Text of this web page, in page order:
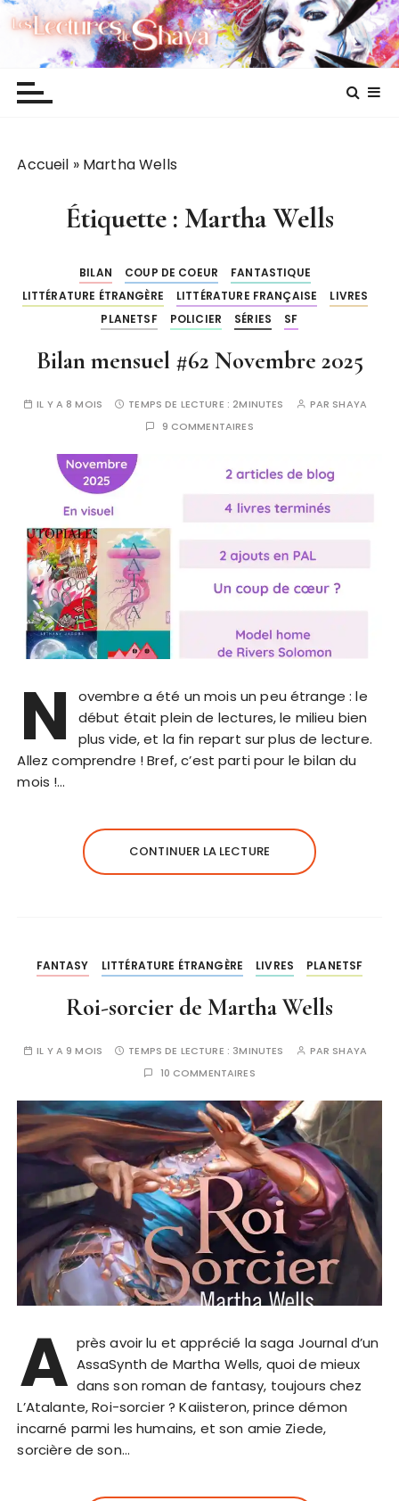
P
Les lectures de Shaya
Accueil » Martha Wells
Étiquette : Martha Wells
BILAN COUP DE COEUR
FANTASTIQUE
LITTÉRATURE ÉTRANGÈRE
LITTÉRATURE FRANÇAISE
LIVRES
PLANETSF
POLICIER SÉRIES SF
Bilan mensuel #62 Novembre 2025
IL Y A 8 MOIS TEMPS DE LECTURE :2MINUTES PAR SHAYA
9 COMMENTAIRES
N
ovembre a été un mois un peu étrange : le
début était plein de lectures, le milieu bien
plus vide, et la fin repart sur plus de lecture.
Allez comprendre ! Bref, c’est parti pour le bilan du
mois !…
CONTINUER LA LECTURE
FANTASY LITTÉRATURE ÉTRANGÈRE LIVRES PLANETSF
Roi-sorcier de Martha Wells
IL Y A 9 MOIS TEMPS DE LECTURE : 3MINUTES PAR SHAYA
10 COMMENTAIRES
A près avoir lu et apprécié la saga Journal d’un
AssaSynth de Martha Wells, quoi de mieux
dans son roman de fantasy, toujours chez
L’Atalante, Roi-sorcier ? Kaiisteron, prince démon
incarné parmi les humains, et son amie Ziede,
sorcière de son…